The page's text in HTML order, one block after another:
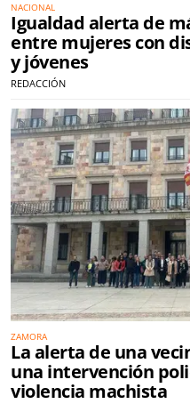
NACIONAL
Igualdad alerta de
entre mujeres con
y jóvenes
REDACCIÓN
ZAMORA
La alerta de una
una intervención
violencia machista